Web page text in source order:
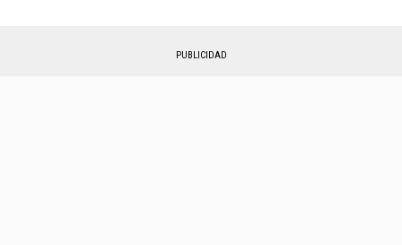
PUBLICIDAD